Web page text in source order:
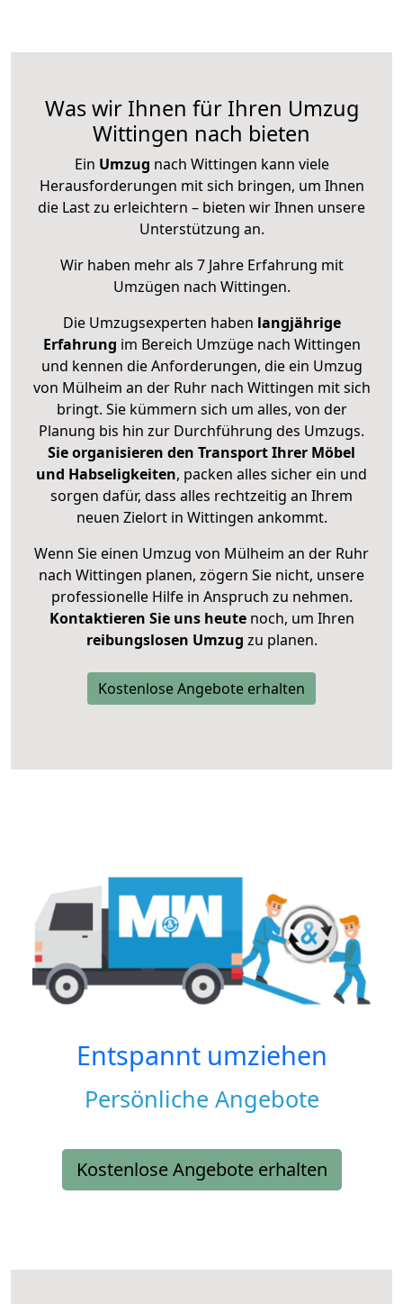
Was wir Ihnen für Ihren Umzug
Wittingen nach bieten
Ein Umzug nach Wittingen kann viele
Herausforderungen mit sich bringen, um Ihnen
die Last zu erleichtern – bieten wir Ihnen unsere
Unterstützung an.
Wir haben mehr als 7 Jahre Erfahrung mit
Umzügen nach Wittingen.
Die Umzugsexperten haben langjährige
Erfahrung im Bereich Umzüge nach Wittingen
und kennen die Anforderungen, die ein Umzug
von Mülheim an der Ruhr nach Wittingen mit sich
bringt. Sie kümmern sich um alles, von der
Planung bis hin zur Durchführung des Umzugs.
Sie organisieren den Transport Ihrer Möbel
und Habseligkeiten, packen alles sicher ein und
sorgen dafür, dass alles rechtzeitig an Ihrem
neuen Zielort in Wittingen ankommt.
Wenn Sie einen Umzug von Mülheim an der Ruhr
nach Wittingen planen, zögern Sie nicht, unsere
professionelle Hilfe in Anspruch zu nehmen.
Kontaktieren Sie uns heutenoch, um Ihren
reibungslosen Umzug zu planen.
Kostenlose Angebote erhalten
Entspannt umziehen
Persönliche Angebote
Kostenlose Angebote erhalten